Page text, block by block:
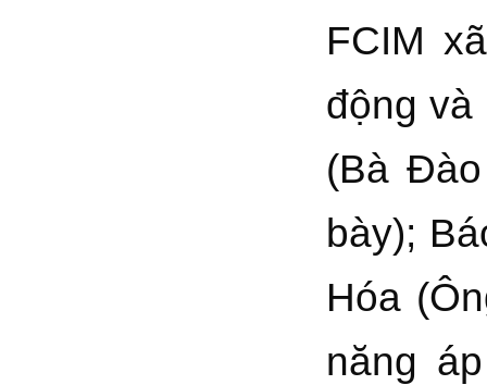
FCIM
động
(Bà
bày);
Hóa
năng